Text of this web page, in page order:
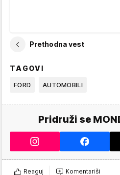
Prethodna vest
TAGOVI
FORD AUTOMOBILI
Pridruži se
Reaguj Komentariši